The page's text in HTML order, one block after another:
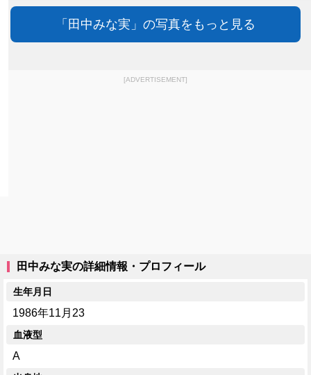
「田中みな実」の写真をもっと見る
[ADVERTISEMENT]
田中みな実の詳細情報・プロフィール
生年月日
1986年11月23
血液型
A